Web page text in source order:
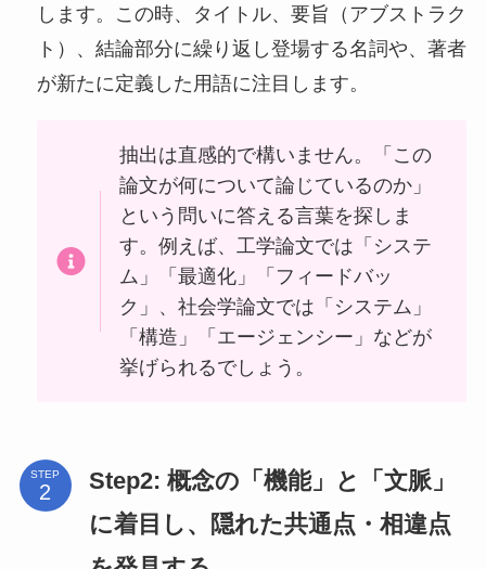
します。この時、タイトル、要旨（アブストラク
ト）、結論部分に繰り返し登場する名詞や、著者
が新たに定義した用語に注目します。
抽出は直感的で構いません。「この
論文が何について論じているのか」
という問いに答える言葉を探しま
す。例えば、工学論文では「システ
ム」「最適化」「フィードバッ
ク」、社会学論文では「システム」
「構造」「エージェンシー」などが
挙げられるでしょう。
STEP
Step2: 概念の「機能」と「文脈」
に着目し、隠れた共通点・相違点